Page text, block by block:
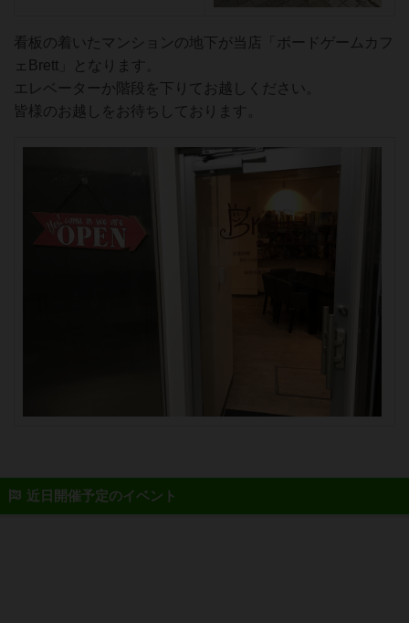
看板の着いたマンションの地下が当店「ボードゲームカフ
ェBrett」となります。
エレベーターか階段を下りてお越しください。
皆様のお越しをお待ちしております。
近日開催予定のイベント